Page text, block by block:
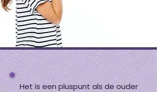
Het is een pluspunt als de ouder